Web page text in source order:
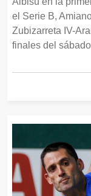
el Serie B,
Zubizarreta IV-
finales del